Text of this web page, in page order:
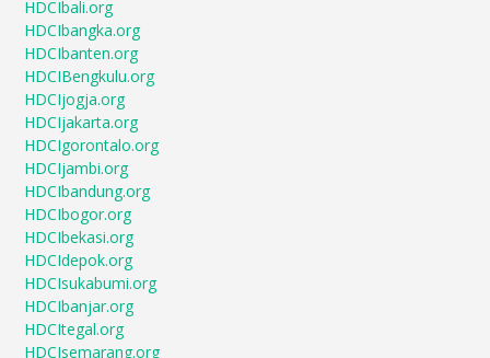
HDCIbali.org
HDCIbangka.org
HDCIbanten.org
HDCIBengkulu.org
HDCIjogja.org
HDCIjakarta.org
HDCIgorontalo.org
HDCIjambi.org
HDCIbandung.org
HDCIbogor.org
HDCIbekasi.org
HDCIdepok.org
HDCIsukabumi.org
HDCIbanjar.org
HDCItegal.org
HDCIsemarang.org